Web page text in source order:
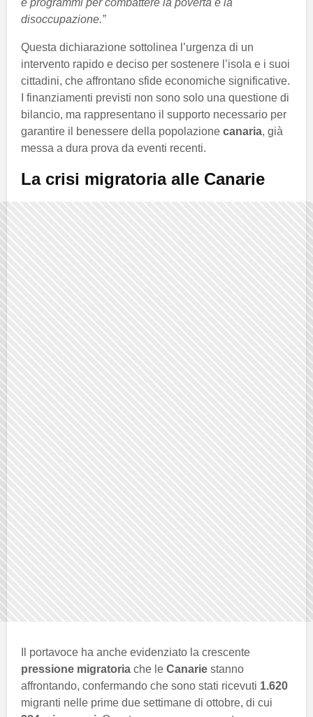
e programmi per combattere la povertà e la
disoccupazione.”
Questa dichiarazione sottolinea l’urgenza di un
intervento rapido e deciso per sostenere l’isola e i suoi
cittadini, che affrontano sfide economiche significative.
I finanziamenti previsti non sono solo una questione di
bilancio, ma rappresentano il supporto necessario per
garantire il benessere della popolazione canaria, già
messa a dura prova da eventi recenti.
La crisi migratoria alle Canarie
Il portavoce ha anche evidenziato la crescente
pressione migratoria che le Canarie stanno
affrontando, confermando che sono stati ricevuti 1.620
migranti nelle prime due settimane di ottobre, di cui